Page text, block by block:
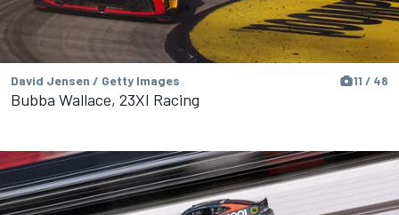
David Jensen / Getty Images 11 / 48
Bubba Wallace, 23XI Racing